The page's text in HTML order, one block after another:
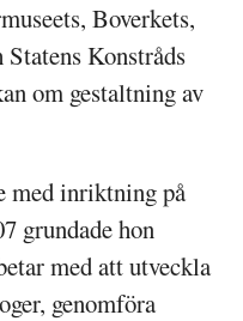
Boverkets,
Konstråds
om gestaltning av
med inriktning på
grundade hon
med att utveckla
genomföra